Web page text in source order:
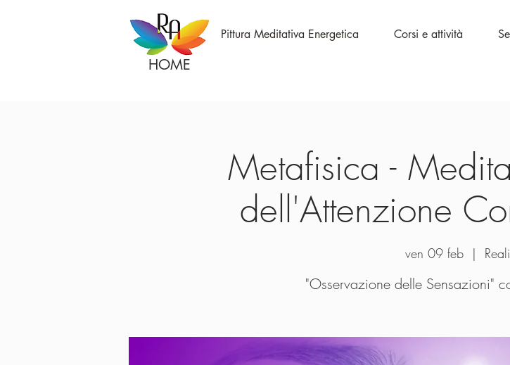
HOME
Pittura Meditativa Energetica Corsi e attività
Metafisica -
dell'Attenzione
ven 09 feb
  |
"Osservazione delle Sensazioni"